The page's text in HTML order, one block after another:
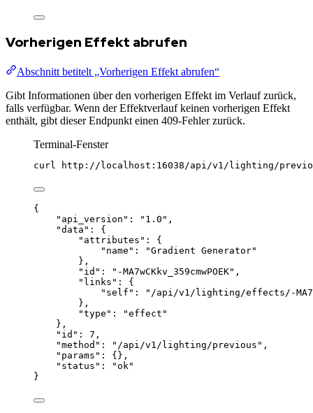
Vorherigen Effekt abrufen
Abschnitt betitelt „Vorherigen Effekt abrufen“
Gibt Informationen über den vorherigen Effekt im Verlauf zurück,
falls verfügbar. Wenn der Effektverlauf keinen vorherigen Effekt
enthält, gibt dieser Endpunkt einen 409-Fehler zurück.
Terminal-Fenster
curl http://localhost:16038/api/v1/lighting/
{
"api_version" : " 1.0 " ,
"data" : {
"attributes" : {
"name" : "Gradient Generator"
},
"id" : " -MA7wCKkv_359cmwPOEK" ,
"links" : {
"self" : " /api/v1/lighting/effects/-
},
"type" : "effect "
},
"id" : 7 ,
"method" : " /api/v1/lighting/previous " ,
"params" : {},
"status" : "ok "
}